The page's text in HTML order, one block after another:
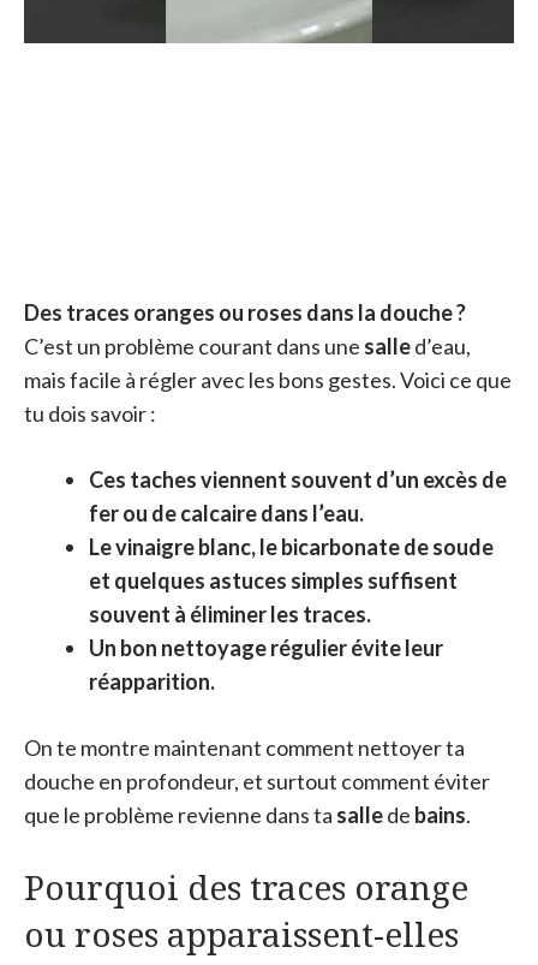
Des traces oranges ou roses dans la douche ?
C’est un problème courant dans une salled’eau,
mais facile à régler avec les bons gestes. Voici ce que
tu dois savoir :
Ces taches viennent souvent d’un excès de
fer ou de calcaire dans l’eau.
Le vinaigre blanc, le bicarbonate de soude
et quelques astuces simples suffisent
souvent à éliminer les traces.
Un bon nettoyage régulier évite leur
réapparition.
On te montre maintenant comment nettoyer ta
douche en profondeur, et surtout comment éviter
que le problème revienne dans ta sallede bains.
Pourquoi des traces orange
ou roses apparaissent-elles